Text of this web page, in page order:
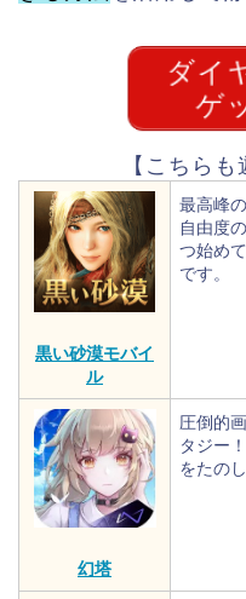
ダイ
ゲ
【こちらも
黒い砂漠モバイ
ル
最高峰
自由度
つ始め
です。
幻塔
圧倒的
タジー
をたの